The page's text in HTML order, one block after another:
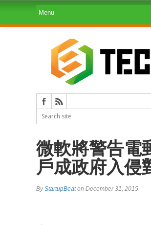
微軟將警告電
戶成政府入侵
ByStartupBeaton December 31, 2015